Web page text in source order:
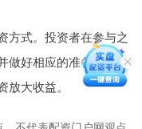
方式。投资者在参与之
做好相应的准备。只有
大收益。